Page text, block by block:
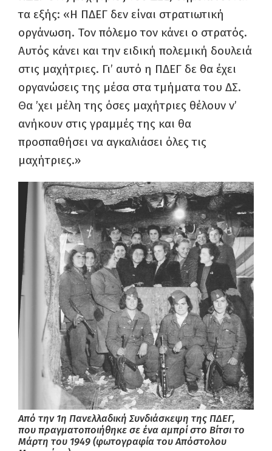
τα εξής: «Η ΠΔΕΓ δεν είναι στρατιωτική
οργάνωση. Τον πόλεμο τον κάνει ο στρατός.
Αυτός κάνει και την ειδική πολεμική δουλειά
στις μαχήτριες. Γι’ αυτό η ΠΔΕΓ δε θα έχει
οργανώσεις της μέσα στα τμήματα του ΔΣ.
Θα ’χει μέλη της όσες μαχήτριες θέλουν ν’
ανήκουν στις γραμμές της και θα
προσπαθήσει να αγκαλιάσει όλες τις
μαχήτριες.»
Από την 1η Πανελλαδική Συνδιάσκεψη της ΠΔΕΓ,
που πραγματοποιήθηκε σε ένα αμπρί στο Βίτσι το
Μάρτη του 1949 (φωτογραφία του Απόστολου